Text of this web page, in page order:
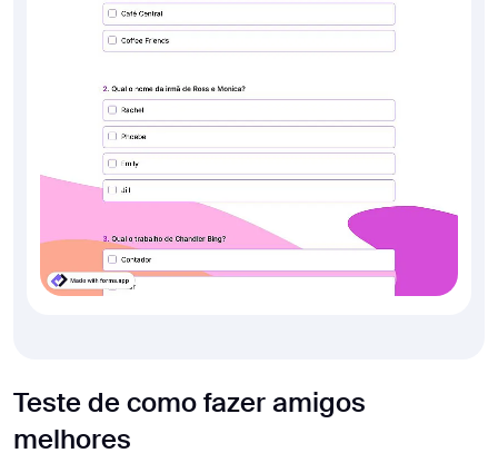
Teste de como fazer amigos
melhores